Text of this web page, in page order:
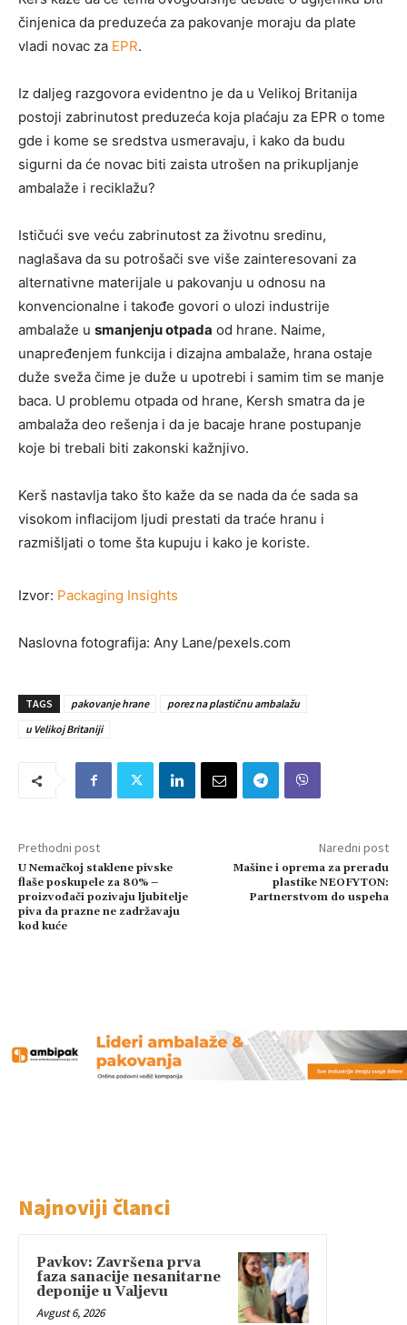
činjenica da preduzeća za pakovanje moraju da plate
vladi novac za EPR.
Iz daljeg razgovora evidentno je da u Velikoj Britanija
postoji zabrinutost preduzeća koja plaćaju za EPR o tome
gde i kome se sredstva usmeravaju, i kako da budu
sigurni da će novac biti zaista utrošen na prikupljanje
ambalaže i reciklažu?
Ističući sve veću zabrinutost za životnu sredinu,
naglašava da su potrošači sve više zainteresovani za
alternativne materijale u pakovanju u odnosu na
konvencionalne i takođe govori o ulozi industrije
ambalaže u smanjenju otpada od hrane. Naime,
unapređenjem funkcija i dizajna ambalaže, hrana ostaje
duže sveža čime je duže u upotrebi i samim tim se manje
baca. U problemu otpada od hrane, Kersh smatra da je
ambalaža deo rešenja i da je bacaje hrane postupanje
koje bi trebali biti zakonski kažnjivo.
Kerš nastavlja tako što kaže da se nada da će sada sa
visokom inflacijom ljudi prestati da traće hranu i
razmišljati o tome šta kupuju i kako je koriste.
Izvor: Packaging Insights
Naslovna fotografija: Any Lane/pexels.com
TAGS pakovanje hrane
porez na plastičnu ambalažu
u Velikoj Britaniji
Prethodni post
U Nemačkoj staklene pivske
flaše poskupele za 80% –
proizvođači pozivaju ljubitelje
piva da prazne ne zadržavaju
kod kuće
Naredni post
Mašine i oprema za preradu
plastike NEOFYTON:
Partnerstvom do uspeha
Najnoviji članci
Pavkov: Završena prva
faza sanacije nesanitarne
deponije u Valjevu
Avgust 6, 2026